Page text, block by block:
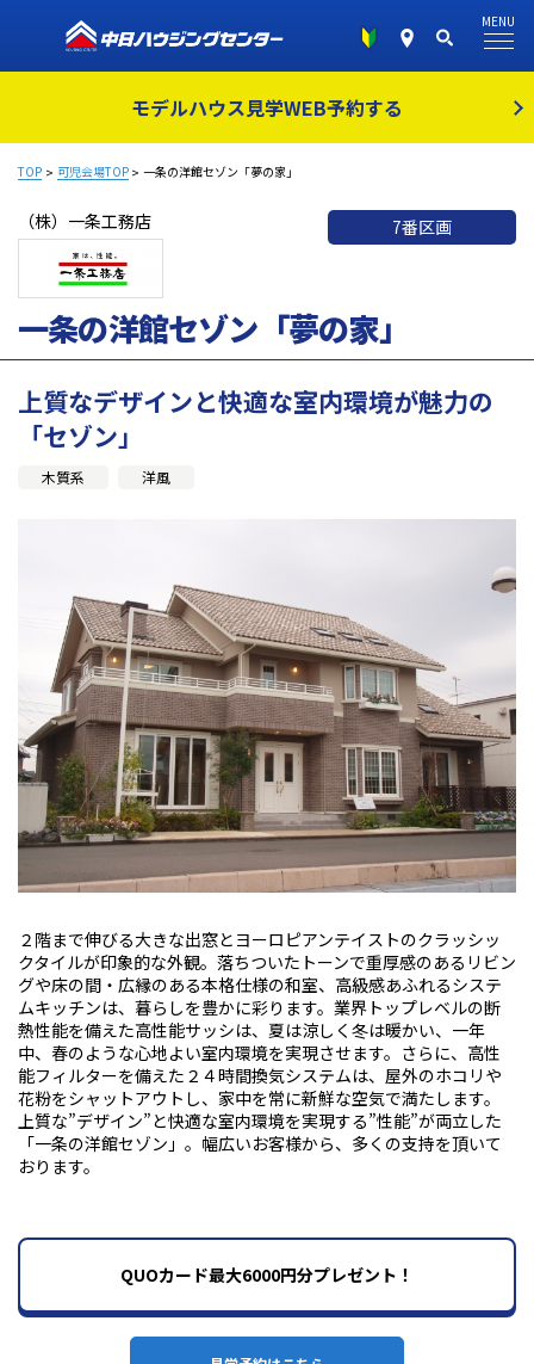
モデルハウス見学WEB予約する
MENU
TOP 可児会場TOP 一条の洋館セゾン「夢の家」
（株）一条工務店 7番区画
一条の洋館セゾン「夢の家」
上質なデザインと快適な室内環境が魅力の
「セゾン」
木質系 洋風
２階まで伸びる大きな出窓とヨーロピアンテイストのクラッシッ
クタイルが印象的な外観。落ちついたトーンで重厚感のあるリビン
グや床の間・広縁のある本格仕様の和室、高級感あふれるシステ
ムキッチンは、暮らしを豊かに彩ります。業界トップレベルの断
熱性能を備えた高性能サッシは、夏は涼しく冬は暖かい、一年
中、春のような心地よい室内環境を実現させます。さらに、高性
能フィルターを備えた２４時間換気システムは、屋外のホコリや
花粉をシャットアウトし、家中を常に新鮮な空気で満たします。
上質な”デザイン”と快適な室内環境を実現する”性能”が両立した
「一条の洋館セゾン」。幅広いお客様から、多くの支持を頂いて
おります。
QUOカード最大6000円分プレゼント！